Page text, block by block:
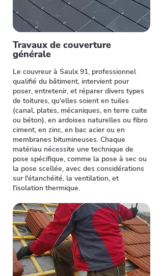
Travaux de couverture
générale
Le couvreur à Saulx 91, professionnel
qualifié du bâtiment, intervient pour
poser, entretenir, et réparer divers types
de toitures, qu'elles soient en tuiles
(canal, plates, mécaniques, en terre cuite
ou béton), en ardoises naturelles ou fibro
ciment, en zinc, en bac acier ou en
membranes bitumineuses. Chaque
matériau nécessite une technique de
pose spécifique, comme la pose à sec ou
la pose scellée, avec des considérations
sur l'étanchéité, la ventilation, et
l'isolation thermique.